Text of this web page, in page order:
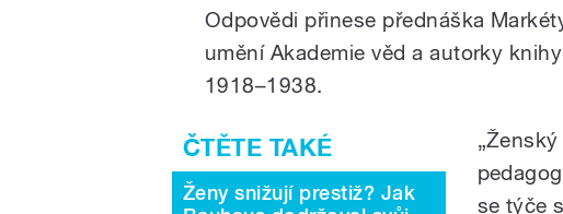
Odpovědi přinese přednáška
umění Akademie věd a autorky
1918–1938.
Ženy snižují prestiž? Jak
se týče